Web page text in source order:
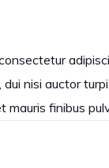
nisi auctor
mauris finibus